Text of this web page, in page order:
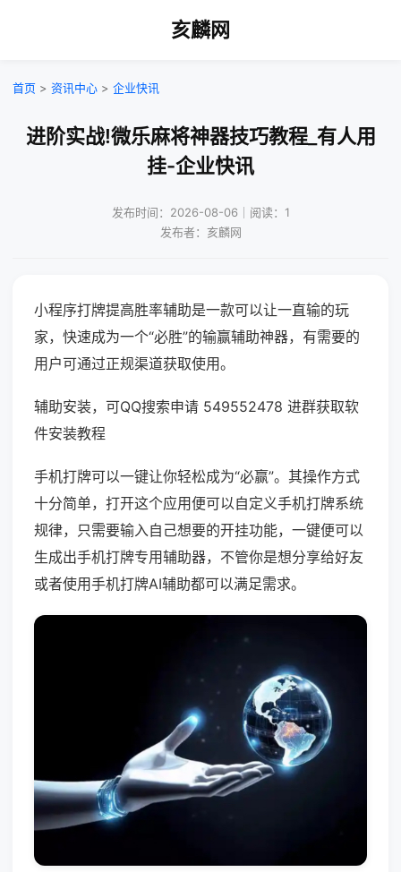
亥麟网
首页 > 资讯中心 > 企业快讯
进阶实战!微乐麻将神器技巧教程_有人用
挂-企业快讯
发布时间：2026-08-06｜阅读：1
发布者：亥麟网
小程序打牌提高胜率辅助是一款可以让一直输的玩
家，快速成为一个“必胜”的输赢辅助神器，有需要的
用户可通过正规渠道获取使用。
辅助安装，可QQ搜索申请 549552478 进群获取软
件安装教程
手机打牌可以一键让你轻松成为“必赢”。其操作方式
十分简单，打开这个应用便可以自定义手机打牌系统
规律，只需要输入自己想要的开挂功能，一键便可以
生成出手机打牌专用辅助器，不管你是想分享给好友
或者使用手机打牌AI辅助都可以满足需求。